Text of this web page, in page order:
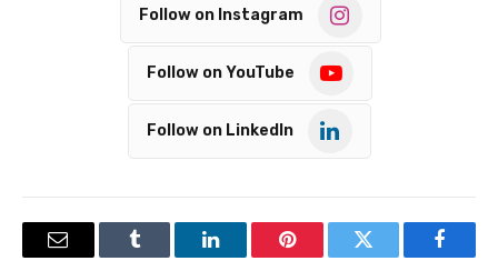
Follow on Instagram
Follow on YouTube
Follow on LinkedIn
Facebook
Twitter
Pinterest
LinkedIn
Tumblr
Email